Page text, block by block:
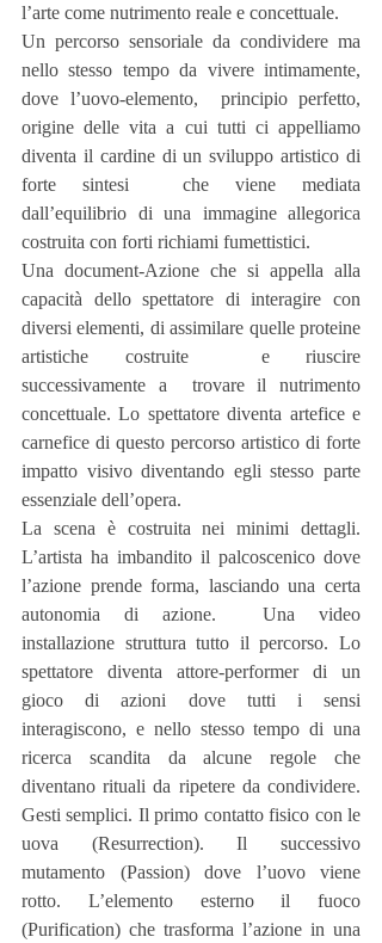
l’arte come nutrimento reale e concettuale.
Un percorso sensoriale da condividere ma
nello stesso tempo da vivere intimamente,
dove l’uovo-elemento,  principio perfetto,
origine delle vita a cui tutti ci appelliamo
diventa il cardine di un sviluppo artistico di
forte sintesi  che viene mediata
dall’equilibrio di una immagine allegorica
costruita con forti richiami fumettistici.
Una document-Azione che si appella alla
capacità dello spettatore di interagire con
diversi elementi, di assimilare quelle proteine
artistiche costruite  e riuscire
successivamente a  trovare il nutrimento
concettuale. Lo spettatore diventa artefice e
carnefice di questo percorso artistico di forte
impatto visivo diventando egli stesso parte
essenziale dell’opera.
La scena è costruita nei minimi dettagli.
L’artista ha imbandito il palcoscenico dove
l’azione prende forma, lasciando una certa
autonomia di azione.  Una video
installazione struttura tutto il percorso. Lo
spettatore diventa attore-performer di un
gioco di azioni dove tutti i sensi
interagiscono, e nello stesso tempo di una
ricerca scandita da alcune regole che
diventano rituali da ripetere da condividere.
Gesti semplici. Il primo contatto fisico con le
uova (Resurrection). Il successivo
mutamento (Passion) dove l’uovo viene
rotto. L’elemento esterno il fuoco
(Purification) che trasforma l’azione in una